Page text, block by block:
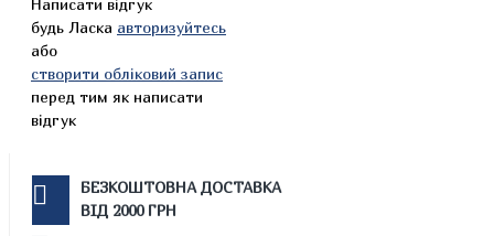
Написати відгук
будь Ласка авторизуйтесь
або
створити обліковий запис
перед тим як написати
відгук
БЕЗКОШТОВНА ДОСТАВКА
ВІД 2000 ГРН